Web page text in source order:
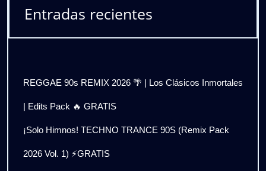
Entradas recientes
REGGAE 90s REMIX 2026 🌴 | Los Clásicos Inmortales
| Edits Pack 🔥 GRATIS
¡Solo Himnos! TECHNO TRANCE 90S (Remix Pack
2026 Vol. 1) ⚡GRATIS